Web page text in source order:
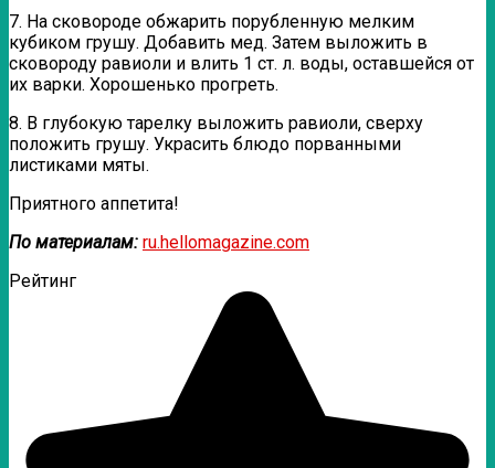
7. На сковороде обжарить порубленную мелким
кубиком грушу. Добавить мед. Затем выложить в
сковороду равиоли и влить 1 ст. л. воды, оставшейся от
их варки. Хорошенько прогреть.
8. В глубокую тарелку выложить равиоли, сверху
положить грушу. Украсить блюдо порванными
листиками мяты.
Приятного аппетита!
По материалам: ru.hellomagazine.com
Рейтинг